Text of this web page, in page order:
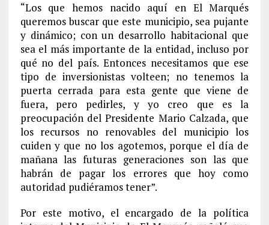
“Los que hemos nacido aquí en El Marqués
queremos buscar que este municipio, sea pujante
y dinámico; con un desarrollo habitacional que
sea el más importante de la entidad, incluso por
qué no del país. Entonces necesitamos que ese
tipo de inversionistas volteen; no tenemos la
puerta cerrada para esta gente que viene de
fuera, pero pedirles, y yo creo que es la
preocupación del Presidente Mario Calzada, que
los recursos no renovables del municipio los
cuiden y que no los agotemos, porque el día de
mañana las futuras generaciones son las que
habrán de pagar los errores que hoy como
autoridad pudiéramos tener”.
Por este motivo, el encargado de la política